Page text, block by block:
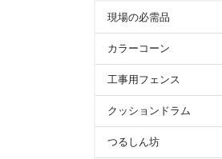
現場の必需品
カラーコーン
工事用フェンス
クッションドラム
つるしん坊